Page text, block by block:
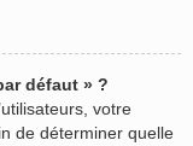
défaut » ?
votre
de déterminer quelle